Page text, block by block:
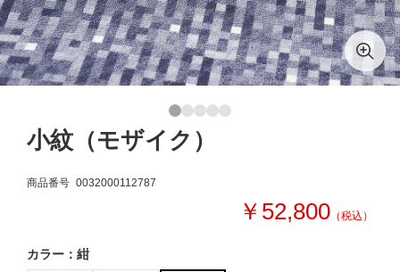
小紋（モザイク）
商品番号 0032000112787
￥52,800 （税込）
カラー：紺